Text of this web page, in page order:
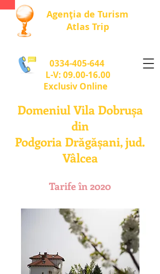
0334-405-644
L-V: 09.00-16.00
Exclusiv Online
Agenția de Turism
Atlas Trip
Domeniul Vila Dobrușa
din
Podgoria Drăgășani, jud.
Vâlcea
Tarife în 2020